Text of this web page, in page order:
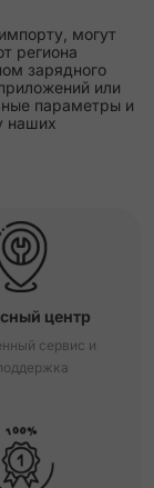
могут
региона
зарядного
или
параметры и
наших
центр
сервис и